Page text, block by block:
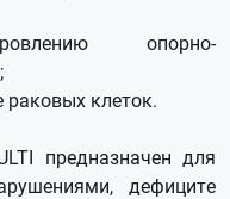
опорно-
раковых клеток.
предназначен для
дефиците